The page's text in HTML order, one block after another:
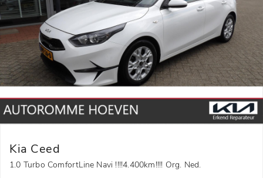
Kia Ceed
1.0 Turbo ComfortLine Navi !!!!4.400km!!!! Org. Ned.